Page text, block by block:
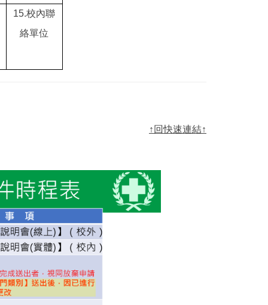
15.校內聯
絡單位
↑回快速連結↑